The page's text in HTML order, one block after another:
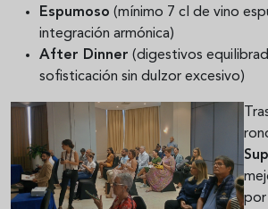
Espumoso (mínimo 7 cl de vino
integración armónica)
After Dinner (digestivos
sofisticación sin dulzor excesivo)
por